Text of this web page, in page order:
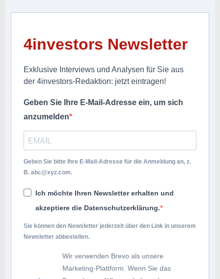
4investors Newsletter
Exklusive Interviews und Analysen für Sie aus
der 4investors-Redaktion: jetzt eintragen!
Geben Sie Ihre E-Mail-Adresse ein, um sich
anzumelden
Geben Sie bitte Ihre E-Mail-Adresse für die Anmeldung an, z.
B. abc@xyz.com.
Ich möchte Ihren Newsletter erhalten und
akzeptiere die Datenschutzerklärung.
Sie können den Newsletter jederzeit über den Link in unserem
Newsletter abbestellen.
Wir verwenden Brevo als unsere
Marketing-Plattform. Wenn Sie das